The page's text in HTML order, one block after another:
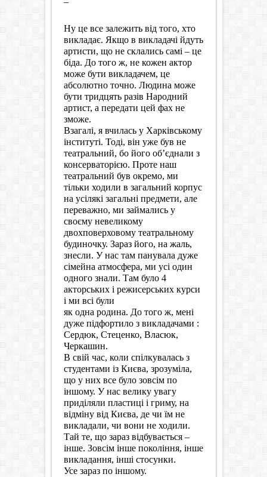
Ну це все залежить від того, хто
викладає. Якщо в викладачі йдуть
артисти, що не склались самі – це
біда. До того ж, не кожен актор
може бути викладачем, це
абсолютно точно. Людина може
бути тридцять разів Народний
артист, а передати цей фах не
зможе.
Взагалі, я вчилась у Харківському
інституті. Тоді, він уже був не
театральний, бо його об’єднали з
консерваторією. Проте наш
театральний був окремо, ми
тільки ходили в загальний корпус
на усілякі загальні предмети, але
переважно, ми займались у
своєму невеликому
двохповерховому театральному
будиночку. Зараз його, на жаль,
знесли. У нас там панувала дуже
сімейна атмосфера, ми усі один
одного знали. Там було 4
акторських і режисерських курси
і ми всі були
як одна родина. До того ж, мені
дуже підфортило з викладачами :
Сердюк, Стеценко, Власюк,
Черкашин.
В свій час, коли спілкувалась з
студентами із Києва, зрозуміла,
що у них все було зовсім по
іншому. У нас велику увагу
приділяли пластиці і гриму, на
відміну від Києва, де чи їм не
викладали, чи вони не ходили.
Тай те, що зараз відбувається –
інше. Зовсім інше покоління, інше
викладання, інші стосунки.
Усе зараз по іншому.